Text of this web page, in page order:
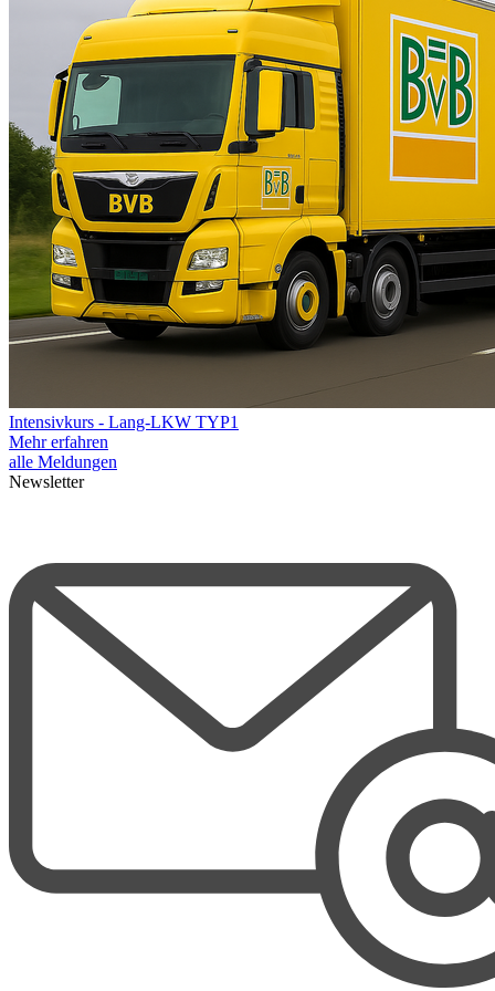
Intensivkurs - Lang-LKW TYP1
Mehr erfahren
alle Meldungen
Newsletter